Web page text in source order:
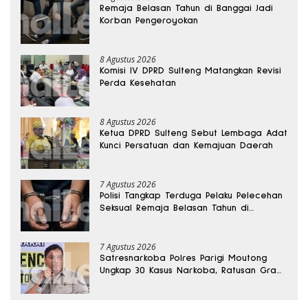
Remaja Belasan Tahun di Banggai Jadi
Korban Pengeroyokan
8 Agustus 2026
Komisi IV DPRD Sulteng Matangkan Revisi
Perda Kesehatan
8 Agustus 2026
Ketua DPRD Sulteng Sebut Lembaga Adat
Kunci Persatuan dan Kemajuan Daerah
7 Agustus 2026
Polisi Tangkap Terduga Pelaku Pelecehan
Seksual Remaja Belasan Tahun di
7 Agustus 2026
Satresnarkoba Polres Parigi Moutong
Ungkap 30 Kasus Narkoba, Ratusan Gram